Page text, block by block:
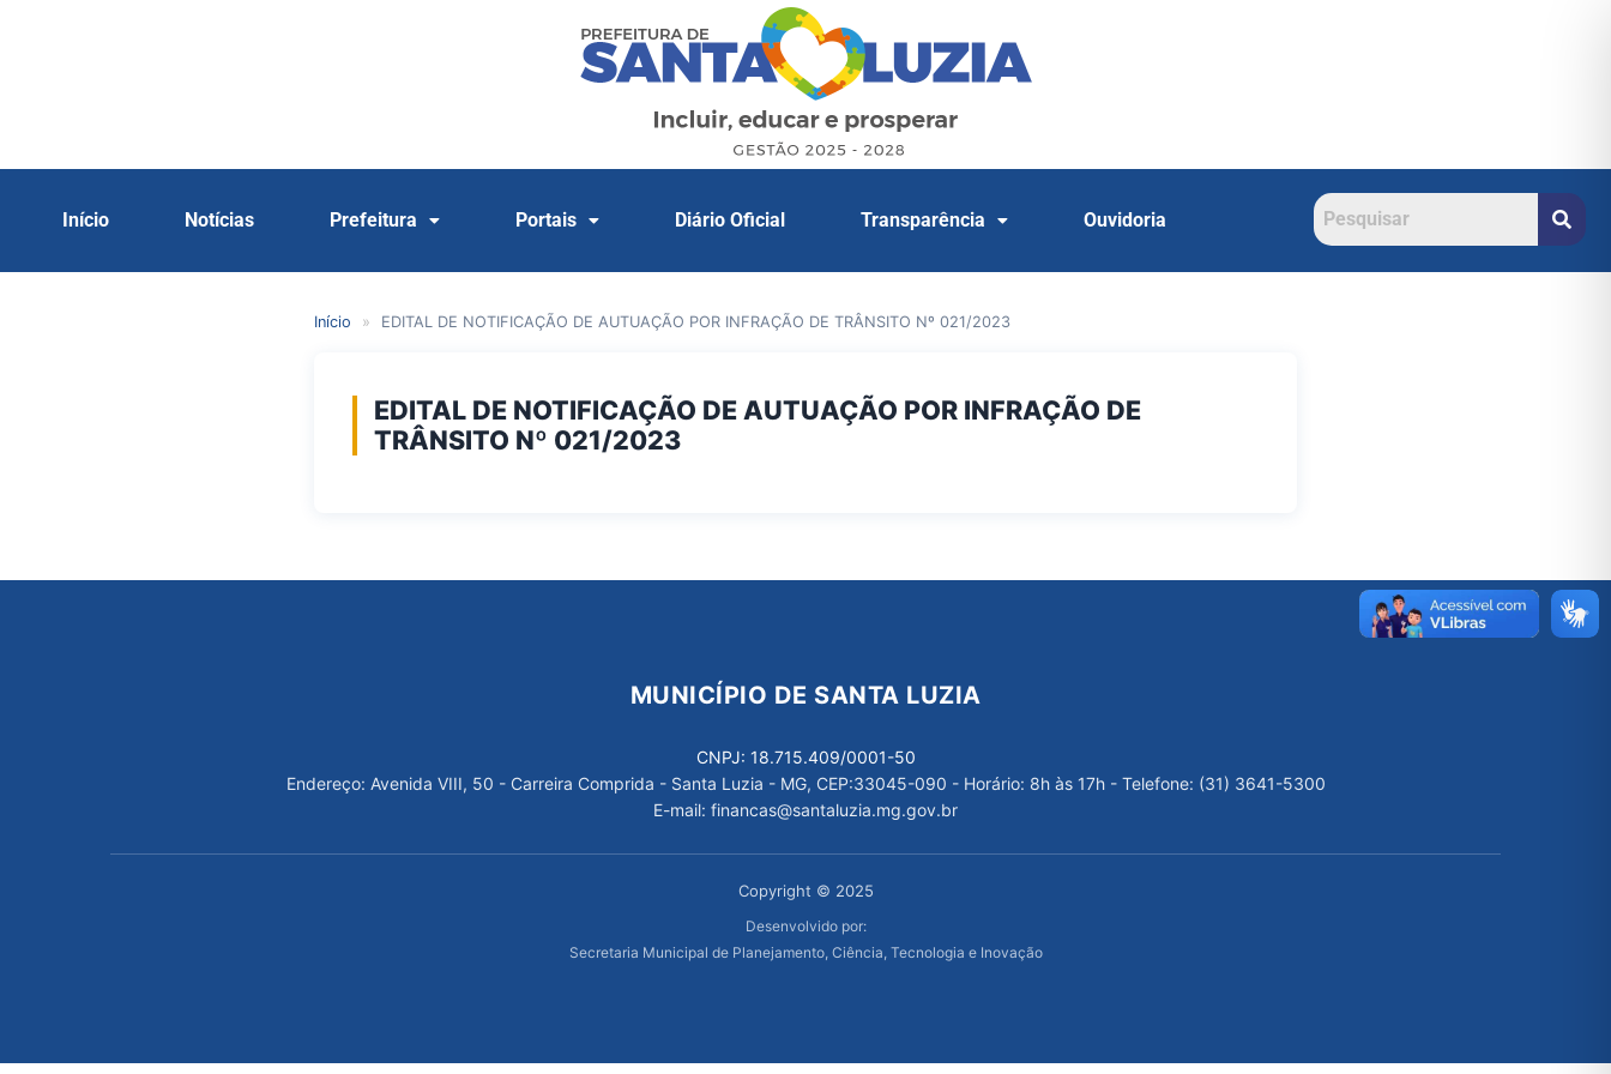
Início Notícias Prefeitura Portais Diário Oficial Transparência Ouvidoria
Início » EDITAL DE NOTIFICAÇÃO DE AUTUAÇÃO POR INFRAÇÃO DE TRÂNSITO Nº 021/2023
EDITAL DE NOTIFICAÇÃO DE AUTUAÇÃO POR INFRAÇÃO DE
TRÂNSITO Nº 021/2023
MUNICÍPIO DE SANTA LUZIA
CNPJ: 18.715.409/0001-50
Endereço: Avenida VIII, 50 - Carreira Comprida - Santa Luzia - MG, CEP:33045-090 - Horário: 8h às 17h - Telefone: (31) 3641-5300
E-mail: financas@santaluzia.mg.gov.br
Copyright © 2025
Desenvolvido por:
Secretaria Municipal de Planejamento, Ciência, Tecnologia e Inovação